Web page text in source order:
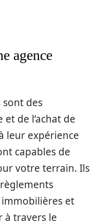
agence
sont des
de l’achat de
leur expérience
capables de
votre terrain. Ils
et
à travers le